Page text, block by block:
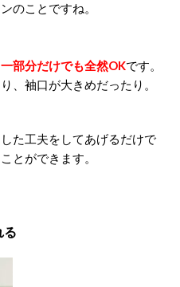
のことですね。
一部分だけでも全然OKです。
、袖口が大きめだったり。
た工夫をしてあげるだけで
とができます。
る